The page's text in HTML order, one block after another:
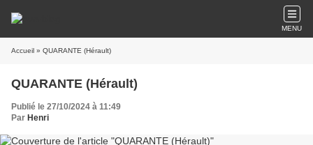
MENU
Accueil » QUARANTE (Hérault)
QUARANTE (Hérault)
Publié le 27/10/2024 à 11:49
Par Henri